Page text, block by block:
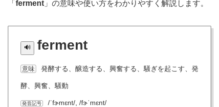
「 ferment 」の意味や使い方をわかりやすく解説します。
ferment
意味 発酵する、醸造する、興奮する、騒ぎを起こす、発
酵、興奮、騒動
発音記号 /ˈfɝmɛnt/, /fɝˈmɛnt/